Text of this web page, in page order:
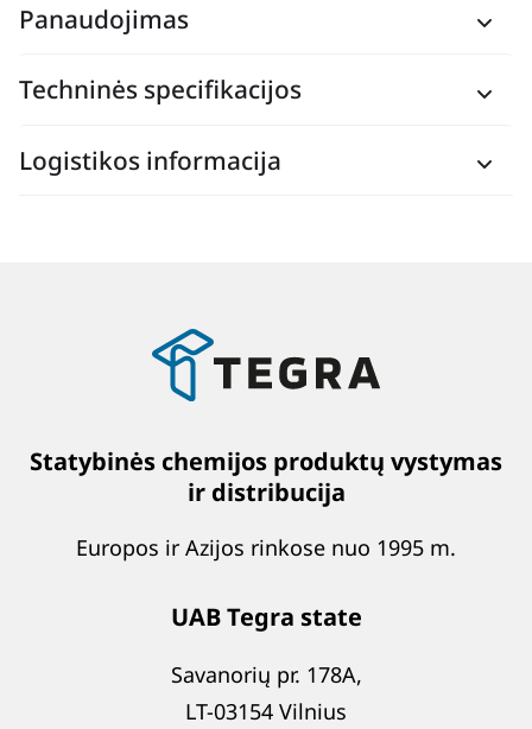
Panaudojimas
Techninės specifikacijos
Logistikos informacija
Statybinės chemijos produktų vystymas
ir distribucija
Europos ir Azijos rinkose nuo 1995 m.
UAB Tegra state
Savanorių pr. 178A,
LT-03154 Vilnius